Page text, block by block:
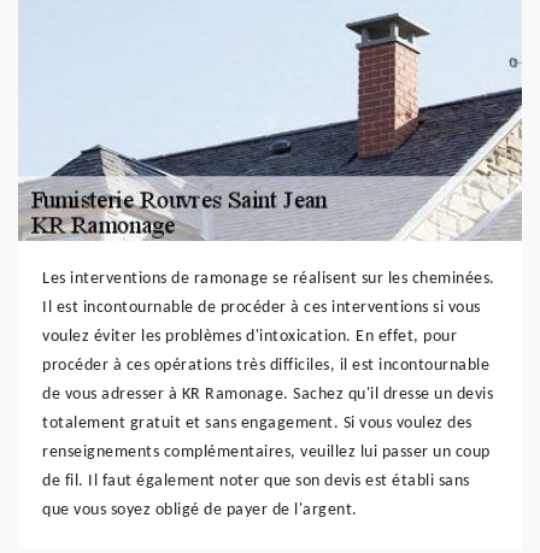
Les interventions de ramonage se réalisent sur les cheminées.
Il est incontournable de procéder à ces interventions si vous
voulez éviter les problèmes d'intoxication. En effet, pour
procéder à ces opérations très difficiles, il est incontournable
de vous adresser à KR Ramonage. Sachez qu'il dresse un devis
totalement gratuit et sans engagement. Si vous voulez des
renseignements complémentaires, veuillez lui passer un coup
de fil. Il faut également noter que son devis est établi sans
que vous soyez obligé de payer de l'argent.